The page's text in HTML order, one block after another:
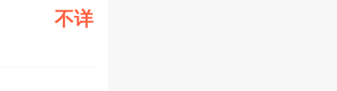
不详